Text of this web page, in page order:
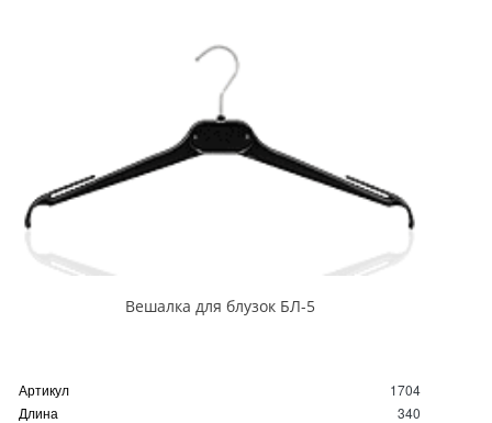
Вешалка для блузок БЛ-5
Артикул
1704
Длина
340